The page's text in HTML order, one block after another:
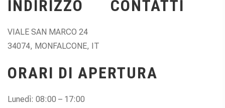
INDIRIZZO
VIALE SAN MARCO 24
34074, MONFALCONE, IT
CONTATTI
ORARI DI APERTURA
Lunedì: 08:00 – 17:00